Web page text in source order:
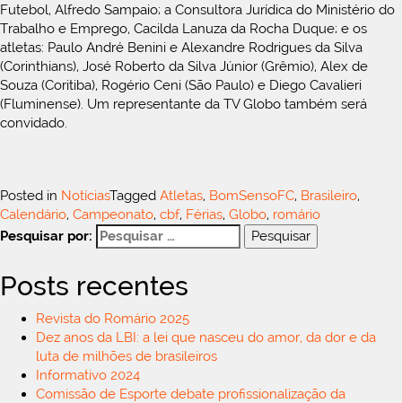
Futebol, Alfredo Sampaio; a Consultora Jurídica do Ministério do
Trabalho e Emprego, Cacilda Lanuza da Rocha Duque; e os
atletas: Paulo André Benini e Alexandre Rodrigues da Silva
(Corinthians), José Roberto da Silva Júnior (Grêmio), Alex de
Souza (Coritiba), Rogério Ceni (São Paulo) e Diego Cavalieri
(Fluminense). Um representante da TV Globo também será
convidado.
Posted in NotíciasTagged Atletas, BomSensoFC, Brasileiro,
Calendário, Campeonato, cbf, Férias, Globo, romário
Pesquisar por:
Posts recentes
Revista do Romário 2025
Dez anos da LBI: a lei que nasceu do amor, da dor e da
luta de milhões de brasileiros
Informativo 2024
Comissão de Esporte debate profissionalização da